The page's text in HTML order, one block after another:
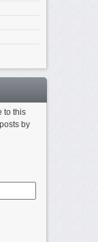
to this
by